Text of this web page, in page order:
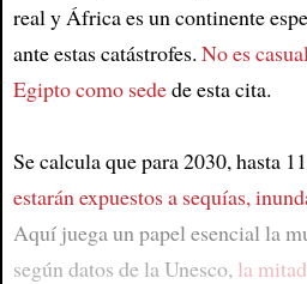
real y África es un continente
ante estas catástrofes. No es
Egipto como sedede esta cita.
Se calcula que para 2030, hasta
estarán expuestos a sequías,
Aquí juega un papel esencial la
según datos de la Unesco, la